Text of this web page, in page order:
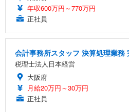
年収600万円～770万円
正社員
会計事務所スタッフ 決算処理業務
税理士法人日本経営
大阪府
月給20万円～30万円
正社員